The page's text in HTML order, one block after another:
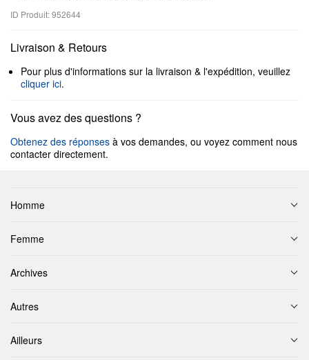
ID Produit: 952644
Livraison & Retours
Pour plus d'informations sur la livraison & l'expédition, veuillez
cliquer ici.
Vous avez des questions ?
Obtenez des réponses à vos demandes, ou voyez comment nous
contacter directement.
Homme
Femme
Archives
Autres
Ailleurs